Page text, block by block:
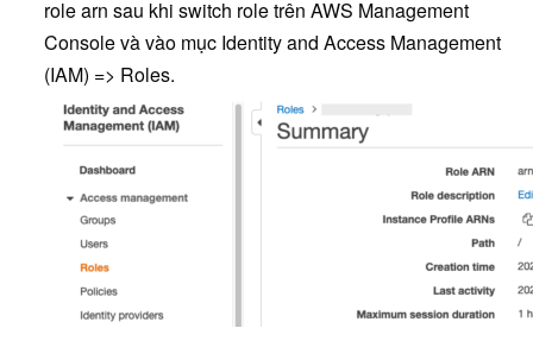
role arn sau khi switch role trên AWS Management
Console và vào mục Identity and Access Management
(IAM) => Roles.